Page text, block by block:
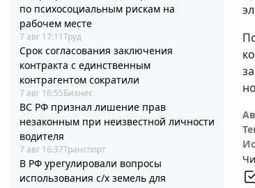
по психосоциальным рискам на
рабочем месте
7 авг 17:11Труд
Срок согласования заключения
контракта с единственным
контрагентом сократили
7 авг 16:55Бизнес
ВС РФ признал лишение прав
незаконным при неизвестной личности
водителя
7 авг 16:37Транспорт
В РФ урегулировали вопросы
использования с/х земель для